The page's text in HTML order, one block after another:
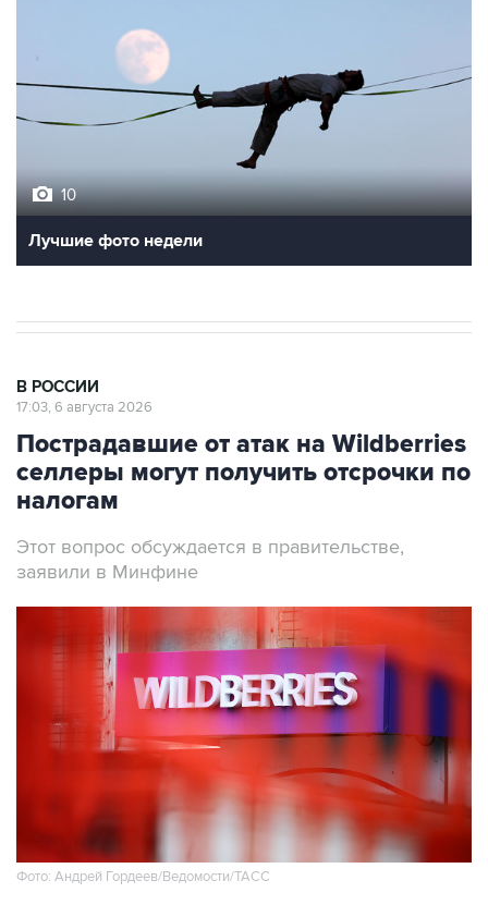
10
Лучшие фото недели
В РОССИИ
17:03, 6 августа 2026
Пострадавшие от атак на Wildberries
селлеры могут получить отсрочки по
налогам
Этот вопрос обсуждается в правительстве,
заявили в Минфине
Фото: Андрей Гордеев/Ведомости/ТАСС